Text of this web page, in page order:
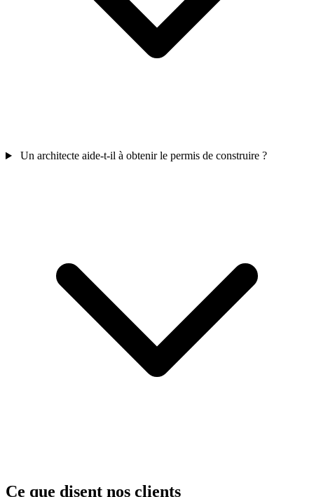
Un architecte aide-t-il à obtenir le permis de construire ?
Ce que disent nos clients